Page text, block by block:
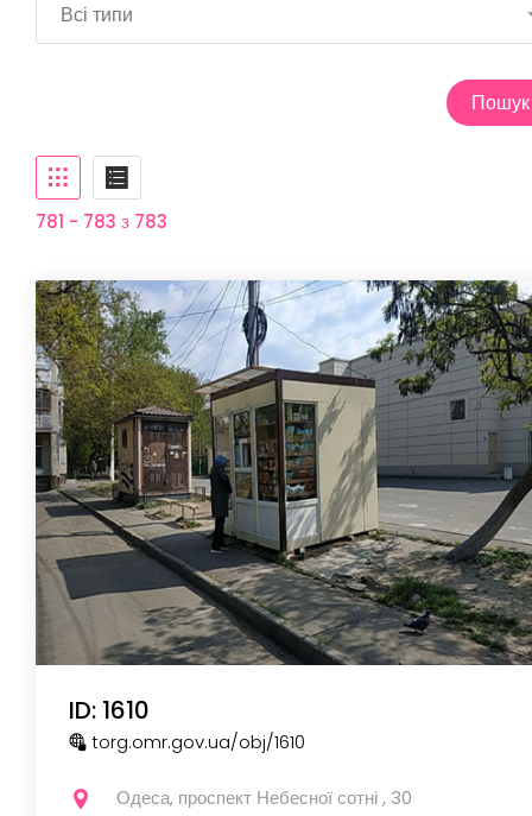
Всі типи
Пошук
781 - 783 з 783
ID: 1610
torg.omr.gov.ua/obj/1610
Одеса, проспект Небесної сотні , 30